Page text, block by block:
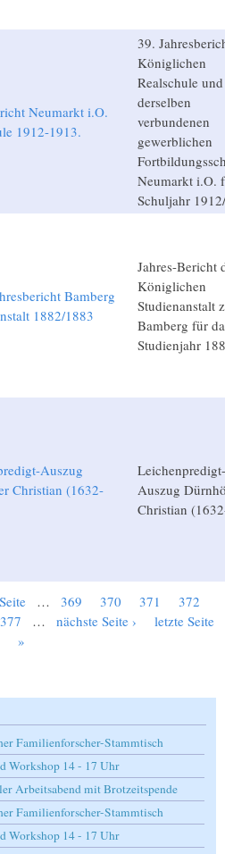
Neumarkt i.O.
1912-1913.
39.
Königlichen
Realschule
derselben
verbundenen
gewerblichen
Neumarkt i.O.
Schuljahr
Bamberg
1882/1883
Jahres-Bericht
Königlichen
Studienanstalt
Bamberg für
Studienjahr
Auszug
Christian (1632-
Leichenpredigt-
Auszug
Christian
… 369 370 371 372
377 … nächste Seite ›
letzte Seite
»
Familienforscher-Stammtisch
Workshop 14 - 17 Uhr
Arbeitsabend mit Brotzeitspende
Familienforscher-Stammtisch
Workshop 14 - 17 Uhr